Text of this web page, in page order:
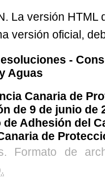
La versión HTML
versión oficial,
-
Aguas
Canaria de
de 9 de junio de
de Adhesión del
de
Formato de